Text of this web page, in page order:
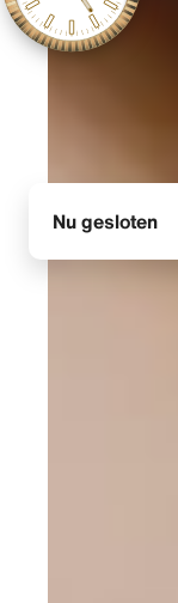
Nu gesloten